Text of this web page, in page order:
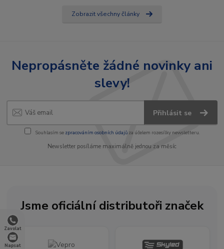
Zavolat
Napsat
Zobrazit všechny články
Nepropásněte žádné novinky ani
slevy!
Přihlásit se
Souhlasím se zpracováním osobních údajůza účelem rozesílky newsletteru.
Newsletter posíláme maximálně jednou za měsíc
Jsme oficiální distributoři značek